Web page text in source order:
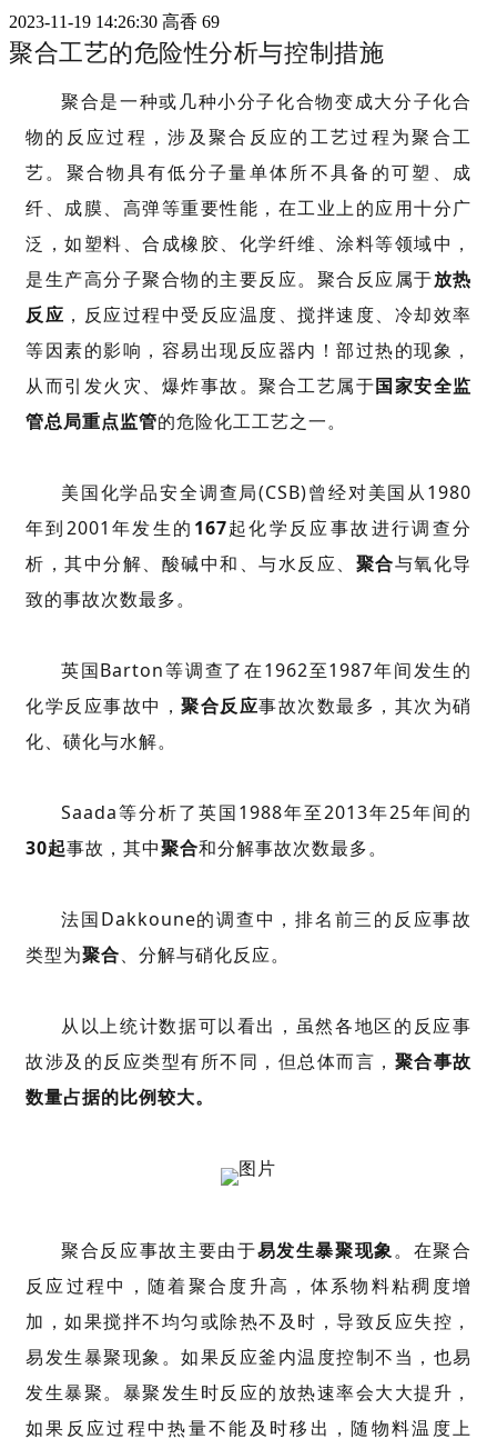
2023-11-19 14:26:30 高香 69
聚合工艺的危险性分析与控制措施
聚合是一种或几种小分子化合物变成大分子化合
物的反应过程，涉及 聚合反应的工艺过程为聚合工
艺。聚合物具有低分子量单体所不具备的可塑、成
纤、成膜、高弹等重要性能，在工业上的应用十分广
泛，如塑料、 合成橡胶、化学纤维、涂料等领域中，
是生产高分子聚合物的主要反应。聚合反应属于放热
反应 ，反应过程中受反应温度、搅拌速度、冷却效率
等因素的影响，容易出现反应器内！ 部过热的现象，
从而引发火灾、爆炸事故。聚合工艺属于国家安全监
管总局重点监管的危险化工工艺之一。
美国化学品安全调查局(CSB)曾经对美国从1980
年到2001年发生的 167起化学反应事故进行调查分
析，其中分解、酸碱中和、与水反应、 聚合与氧化导
致的事故次数最多。
英国Barton等调查了在1962至1987年间发生的
化学反应事故中， 聚合反应事故次数最多，其次为硝
化、磺化与水解。
Saada等分析了英国1988年至2013年25年间的
30起事故，其中聚合和分解事故次数最多。
法国Dakkoune的调查中，排名前三的反应事故
类型为聚合、分解与硝化反应。
从以上统计数据可以看出，虽然各地区的反应事
故涉及的反应类型有所不同，但总体而言， 聚合事故
数量占据的比例较大。
聚合反应事故主要由于易发生暴聚现象。在聚合
反应过程中，随着聚合度升高，体系物料粘稠度增
加，如果搅拌不均匀或除热不及时，导致反应失控，
易发生暴聚现象。如果反应釜内温度控制不当，也易
发生暴聚。暴聚发生时反应的放热速率会大大提升，
如果反应过程中热量不能及时移出，随物料温度上